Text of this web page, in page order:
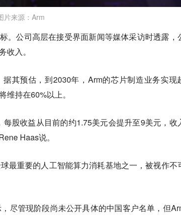
片来源：Arm
。公司高层在接受界面新闻等媒体采访时透露，
入。
其预估，到2030年，Arm的芯片制造业务实现
持在60%以上。
股收益从目前的约1.75美元会提升至9美元，收
Haas说。
最重要的人工智能算力消耗基地之一，被视作不
尽管现阶段尚未公开具体的中国客户名单，但